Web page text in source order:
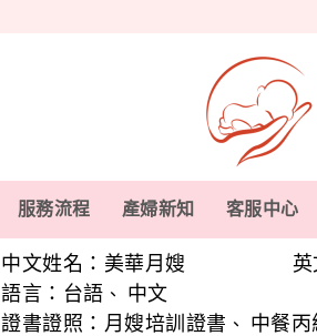
服務流程 產婦新知 客服中心
中文姓名：美華月嫂 英
語言： 台語 、
中文
證書證照： 月嫂培訓證書 、 中餐